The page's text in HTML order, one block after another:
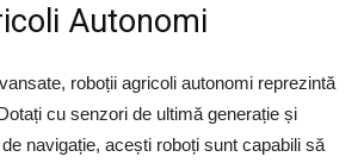
Autonomi
roboții agricoli autonomi reprezintă
cu senzori de ultimă generație și
navigație, acești roboți sunt capabili să